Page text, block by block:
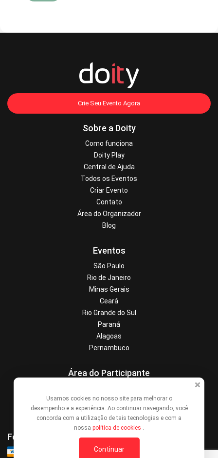
Crie Seu Evento Agora
Sobre a Doity
Como funciona
Doity Play
Central de Ajuda
Todos os Eventos
Criar Evento
Contato
Área do Organizador
Blog
Eventos
São Paulo
Rio de Janeiro
Minas Gerais
Ceará
Rio Grande do Sul
Paraná
Alagoas
Pernambuco
Área do Participante
Denunciar este evento
Contato
Formas de Pagamento
Usamos cookies no nosso site para melhorar o
desempenho e a experiência. Ao continuar navegando, você
concorda com a utilização de tais tecnologias e com a
nossa política de cookies .
Continuar